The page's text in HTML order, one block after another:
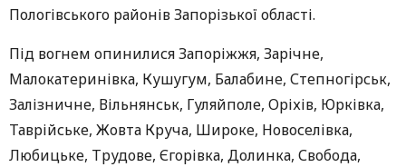
Пологівського районів Запорізької області.
Під вогнем опинилися Запоріжжя, Зарічне,
Малокатеринівка, Кушугум, Балабине, Степногірськ,
Залізничне, Вільнянськ, Гуляйполе, Оріхів, Юрківка,
Таврійське, Жовта Круча, Широке, Новоселівка,
Любицьке, Трудове, Єгорівка, Долинка, Свобода,